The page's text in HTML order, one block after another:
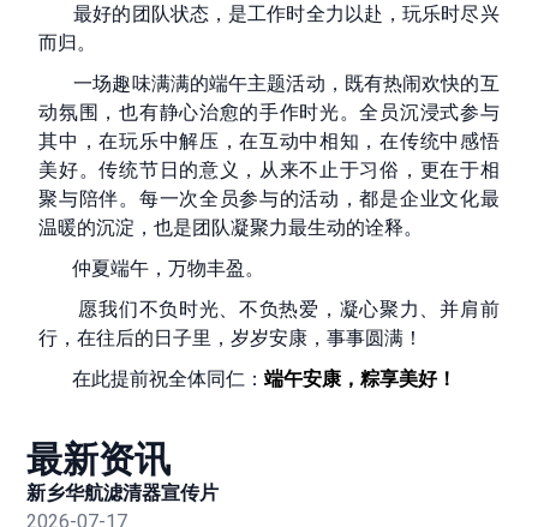
最好的团队状态，是工作时全力以赴，玩乐时尽兴
而归。
一场趣味满满的端午主题活动，既有热闹欢快的互
动氛围，也有静心治愈的手作时光。全员沉浸式参与
其中，在玩乐中解压，在互动中相知，在传统中感悟
美好。传统节日的意义，从来不止于习俗，更在于相
聚与陪伴。每一次全员参与的活动，都是企业文化最
温暖的沉淀，也是团队凝聚力最生动的诠释。
仲夏端午，万物丰盈。
愿我们不负时光、不负热爱，凝心聚力、并肩前
行，在往后的日子里，岁岁安康，事事圆满！
在此提前祝全体同仁：端午安康，粽享美好！
最新资讯
新乡华航滤清器宣传片
2026-07-17